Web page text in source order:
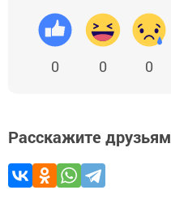
0 0 0
Расскажите друзьям